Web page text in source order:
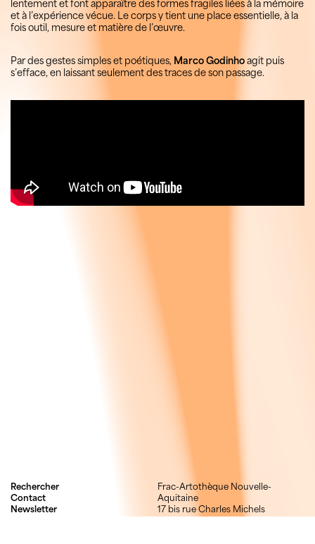
lentement et font apparaître des formes fragiles liées à la mémoire
et à l’expérience vécue. Le corps y tient une place essentielle, à la
fois outil, mesure et matière de l’œuvre.
Par des gestes simples et poétiques, Marco Godinhoagit puis
s’efface, en laissant seulement des traces de son passage.
Rechercher
Contact
Newsletter
Frac-Artothèque Nouvelle-
Aquitaine
17 bis rue Charles Michels